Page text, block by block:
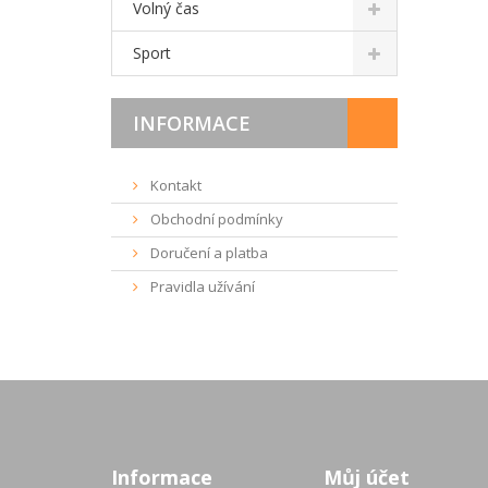
Volný čas
Sport
INFORMACE
Kontakt
Obchodní podmínky
Doručení a platba
Pravidla užívání
Informace Můj účet